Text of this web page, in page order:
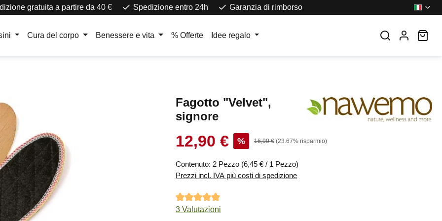
gratuita a partire da 40 € Spedizione entro 24h Garanzia di rimborso
Cura del corpo Benessere e vita % Offerte Idee regalo
Fagotto "Velvet",
signore
Prezzo di vendita:
12,90 € % Prezzo normale:
16,90 € (23.67% risparmio)
Contenuto: 2 Pezzo (6,45 € / 1 Pezzo)
Prezzi incl. IVA più costi di spedizione
Valutazione media di 5 su 5 stelle
3 Valutazioni